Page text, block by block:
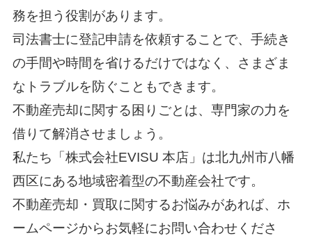
務を担う役割があります。
司法書士に登記申請を依頼することで、手続き
の手間や時間を省けるだけではなく、さまざま
なトラブルを防ぐこともできます。
不動産売却に関する困りごとは、専門家の力を
借りて解消させましょう。
私たち「株式会社EVISU 本店」は北九州市八幡
西区にある地域密着型の不動産会社です。
不動産売却・買取に関するお悩みがあれば、ホ
ームページからお気軽にお問い合わせくださ